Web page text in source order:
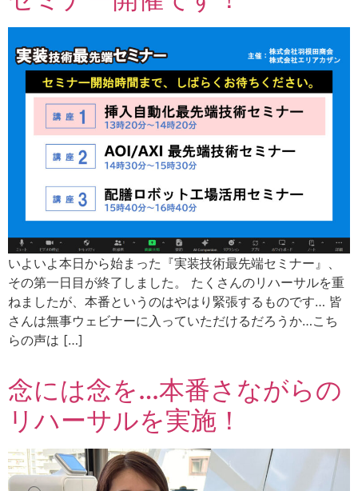
いよいよ本日から始まった『実装技術最先端セミナー』、
その第一日目が終了しました。 たくさんのリハーサルを重
ねましたが、本番というのはやはり緊張するものです… 皆
さんは無事ウェビナーに入っていただけるだろうか…こち
らの声は […]
念には念を…本番さながらの
リハーサルを実施！